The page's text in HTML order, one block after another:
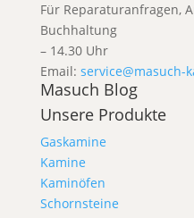
Für Reparaturanfragen,
– 14.30 Uhr
Email: service@masuch-
Masuch Blog
Unsere Produkte
Gaskamine
Kamine
Kaminöfen
Schornsteine